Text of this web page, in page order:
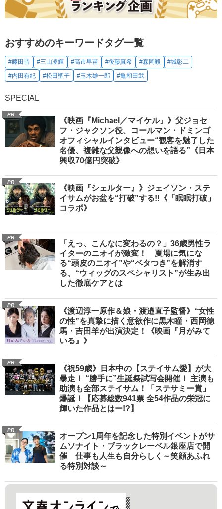
おすすめのキーワードタグ一覧
#藤田晋 #三山凌輝 #高市早苗 #後藤真希 #森岡毅
#城彰二
#内田有紀
#松田聖子 #玉木雄一郎 #亀和田武
SPECIAL
PR
《映画『Michael／マイケル』》父ジョセ
フ・ジャクソン役、コールマン・ドミンゴ
オフィシャルインタビュー“観客を魅了した
名優、複雑な父親像への想いを語る”《日本
興収70億円突破》
PR
《映画『シェルター』》ジェイソン・ステ
イサムがお盆を“打破”する!!《「眠眠打破」
コラボ》
PR
「えっ、こんなに変わるの？」36歳男性ラ
イターのニオイが激変！ 夏場に気にな
る“頭皮のニオイ”や“ベタつき”を解消す
る、“ウィッグのスペシャリスト”が生み出
した徹底ケアとは
PR
《渡辺淳一原作＆娘・渡邉直子監督》“女性
の性”を真摯に描く意欲作に黒木瞳・西岡德
馬・吉田羊が出演決定！《映画『月がみて
いる』》
PR
《祝59歳》日本中の【ステイサム愛】が大
暴走！ “勝手に”生誕祭試写会開催！ 主演も
助演も全部ステイサム！「ステサミー賞」
爆誕！【応募総数941票 全54作品の栄冠に
輝いた作品とはー!?】
PR
オープン1周年を記念した特別イベントがサ
ムソナイト・ブラックレーベル銀座店で開
催 仕事も人生も自分らしく～笑顔あふれ
る特別対談～